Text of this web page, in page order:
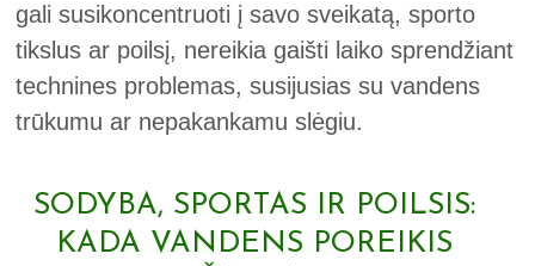
gali susikoncentruoti į savo sveikatą, sporto
tikslus ar poilsį, nereikia gaišti laiko sprendžiant
technines problemas, susijusias su vandens
trūkumu ar nepakankamu slėgiu.
SODYBA, SPORTAS IR POILSIS:
KADA VANDENS POREIKIS